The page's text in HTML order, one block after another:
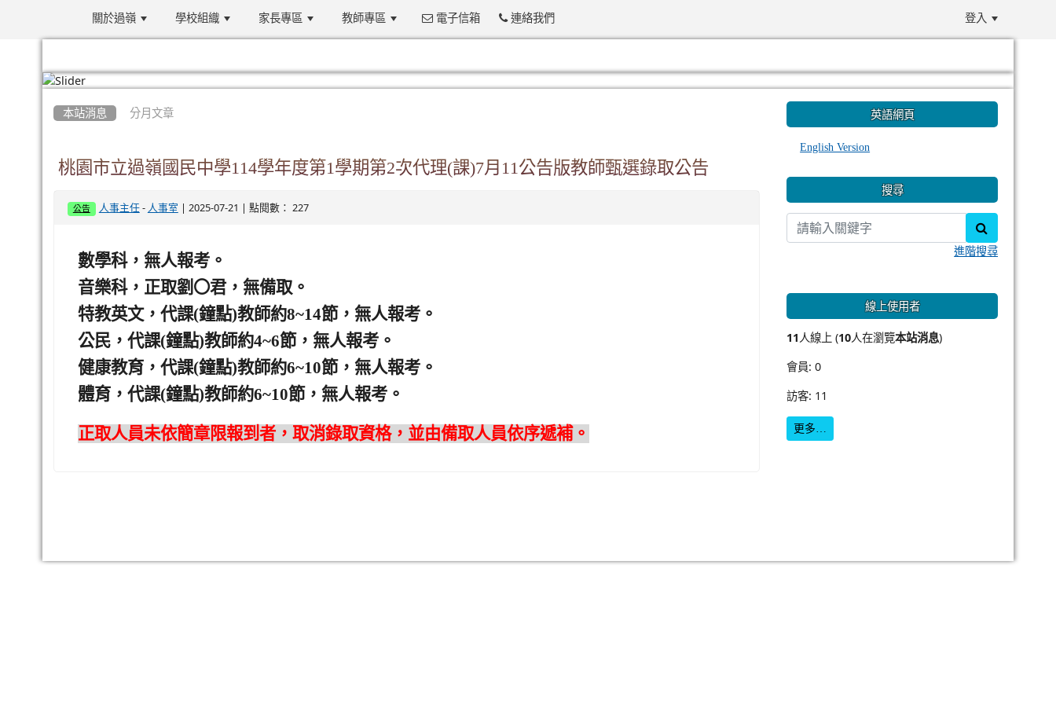
關於過嶺 學校組織 家長專區 教師專區 電子信箱 連絡我們 登入
本站消息 分月文章
桃園市立過嶺國民中學114學年度第1學期第2次代理(課)7月11公告版教師甄選錄取公告
公告 人事主任- 人事室 | 2025-07-21 | 點閱數： 227
數學科，無人報考。
音樂科，正取劉 〇君，無備取。
特教英文，代課(鐘點)教師約8~14節，無人報考。
公民，代課(鐘點)教師約4~6節，無人報考。
健康教育，代課(鐘點)教師約6~10節，無人報考。
體育，代課(鐘點)教師約6~10節，無人報考。
正取人員未依簡章限報到者，取消錄取資格，並由備取人員依序遞補。
英語網頁
English Version
搜尋
進階搜尋
線上使用者
11人線上 (10人在瀏覽本站消息)
會員: 0
訪客: 11
更多…